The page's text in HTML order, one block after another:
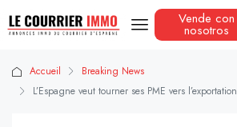
Vende con
nosotros
Accueil
Breaking News
L’Espagne veut tourner ses PME vers l’exportation